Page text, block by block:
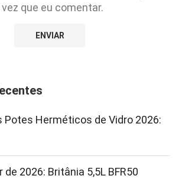
que eu comentar.
Potes Herméticos de Vidro 2026:
de 2026: Britânia 5,5L BFR50